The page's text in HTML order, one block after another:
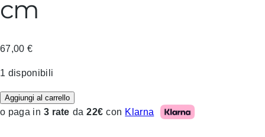
cm
67,00 €
1 disponibili
Aggiungi al carrello
o paga in 3 rate da 22€ con Klarna